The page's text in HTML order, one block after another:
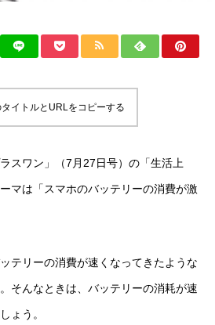
イトルとURLをコピーする
スワン」（7月27日号）の「生活上
マは「スマホのバッテリーの消費が激
テリーの消費が速くなってきたような
そんなときは、バッテリーの消耗が速
ょう。